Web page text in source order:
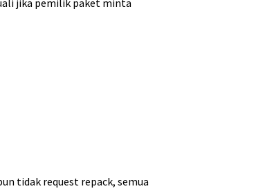
tidak request repack, semua